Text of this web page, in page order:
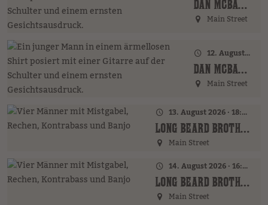
DAN MCBAKER (GER)
Main Street
12. August 2026 · 20:00 Uhr
DAN MCBAKER (GER)
Main Street
13. August 2026 · 18:00 Uhr
LONG BEARD BROTHERS (AT)
Main Street
14. August 2026 · 16:00 Uhr – 18:00 Uhr
LONG BEARD BROTHERS (AT)
Main Street